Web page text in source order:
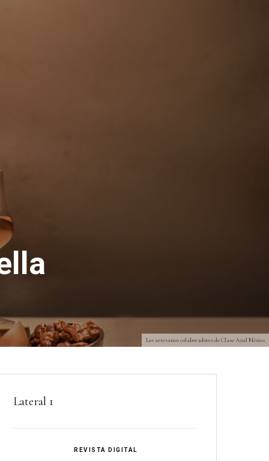
Los artesanos colaboradores de Clase Azul México
Lateral 1
REVISTA DIGITAL